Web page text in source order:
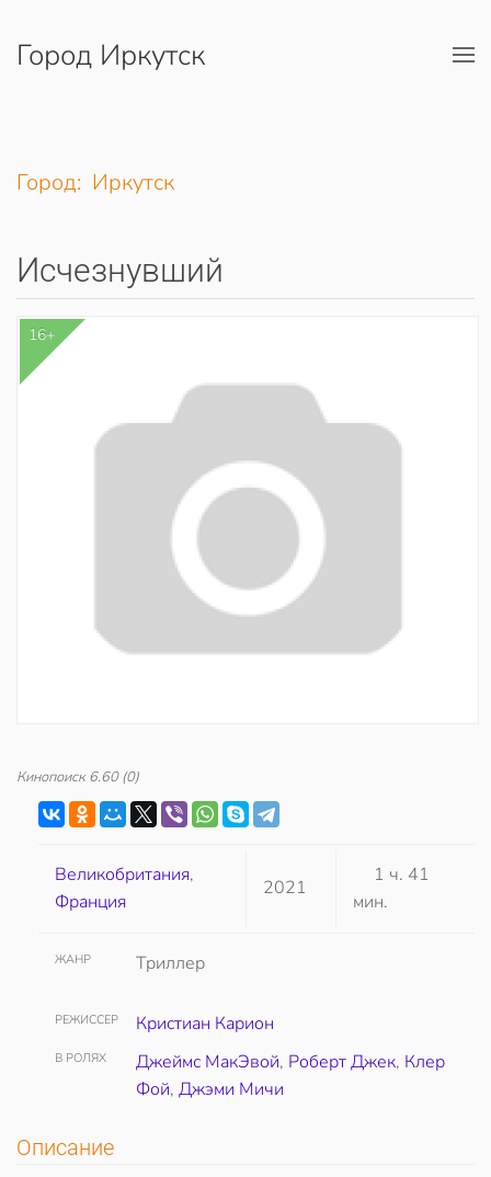
Перейти к содержимому
Город Иркутск
Город: Иркутск
Исчезнувший
16+
Кинопоиск 6.60(0)
Великобритания,
Франция
2021
1 ч. 41
мин.
ЖАНР Триллер
РЕЖИССЕР Кристиан Карион
В РОЛЯХ Джеймс МакЭвой, Роберт Джек, Клер
Фой, Джэми Мичи
Описание